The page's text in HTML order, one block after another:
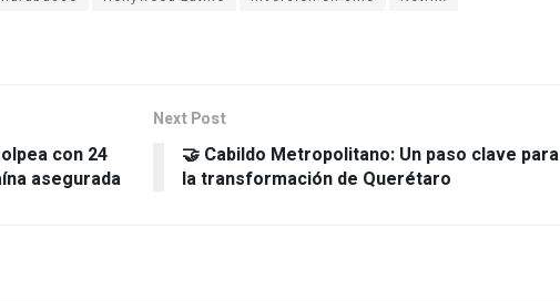
con 24
asegurada
Next Post
🤝 Cabildo Metropolitano: Un paso clave para
la transformación de Querétaro